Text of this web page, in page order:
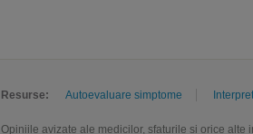
Resurse: Autoevaluare simptome
Opiniile avizate ale medicilor, sfaturile si orice